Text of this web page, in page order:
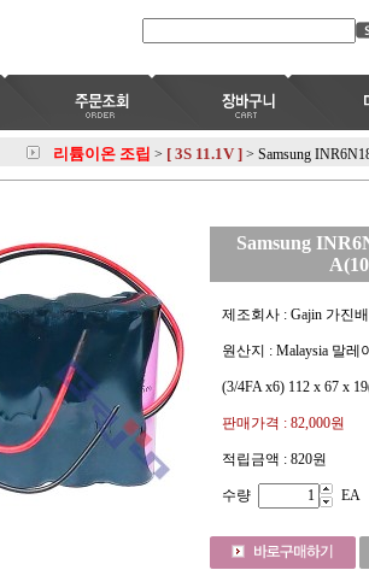
리튬이온 조립 > [ 3S 11.1V ] > Samsung
Samsung
제조회사 : Gajin 가진배
원산지 : Malaysia 말레
(3/4FA x6) 112 x 67 x
판매가격 : 82,000원
적립금액 : 820원
수량 EA